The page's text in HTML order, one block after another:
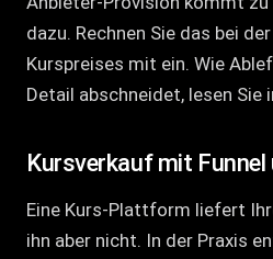
dazu. Rechnen Sie das bei
Kurspreises mit ein. Wie
Detail abschneidet, lesen Sie
Kursverkauf mit
Eine Kurs-Plattform liefert
ihn aber nicht. In der Praxis